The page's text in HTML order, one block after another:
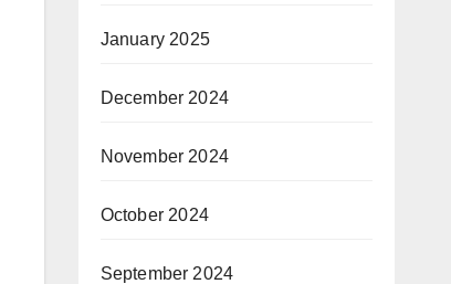
January 2025
December 2024
November 2024
October 2024
September 2024